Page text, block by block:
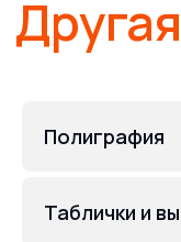
Полиграфия
Таблички и